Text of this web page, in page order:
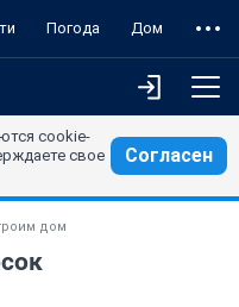
Погода Дом
cookie-
свое
Согласен
дом